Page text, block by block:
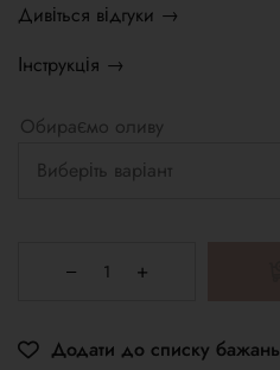
Дивіться відгуки →
Інструкція →
Обираємо оливу
Додати до списку бажань